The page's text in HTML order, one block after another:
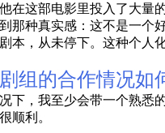
在这部电影里投入了大量
那种真实感：这不是一个
本，从未停下。这种个人
组的合作情况如
下，我至少会带一个熟悉
顺利。